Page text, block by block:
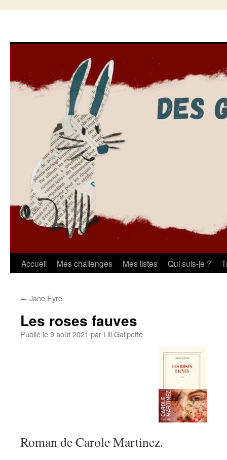
Aller
contenu
Accueil Mes challenges Mes listes Qui suis-je ?
← Jane Eyre
Les roses fauves
Publié le9 août 2021 par Lili Galipette
Roman de Carole Martinez.